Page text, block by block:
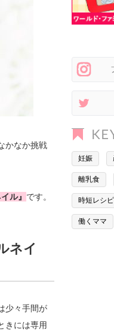
かなか挑戦
ル』 です。
ネイ
少々手間が
きには専用
妊娠
離乳食
時短レシピ
働くママ